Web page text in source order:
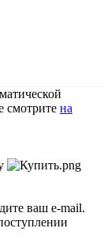
смотрите на
ваш e-mail.